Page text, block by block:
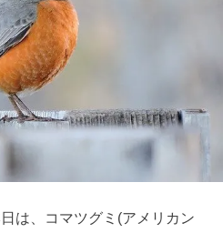
は、コマツグミ(アメリカン